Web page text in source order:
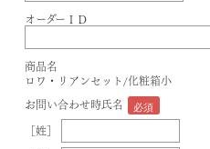
オーダーＩＤ
商品名
ロワ・リアンセット/化粧箱小
お問い合わせ時氏名
［姓］